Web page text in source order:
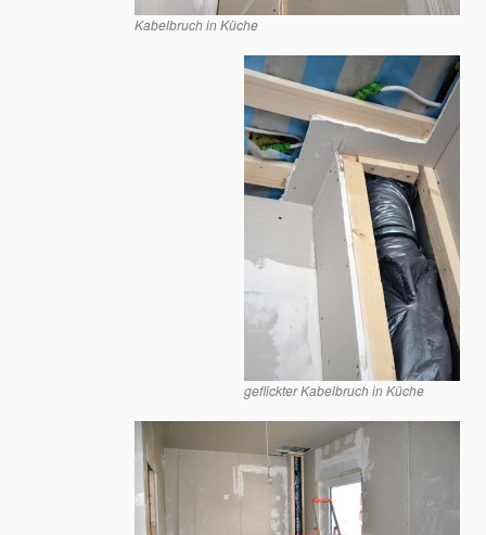
Kabelbruch in Küche
geflickter Kabelbruch in Küche